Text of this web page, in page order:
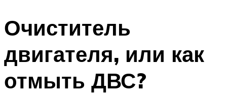
Очиститель
двигателя, или как
отмыть ДВС?